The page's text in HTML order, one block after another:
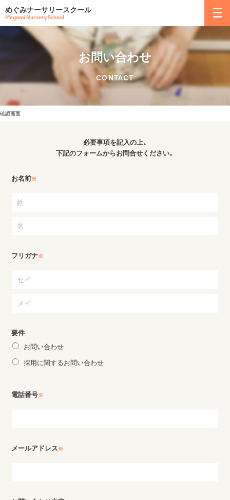
めぐみナーサリースクール
Megumi Nursery School
お問い合わせ
CONTACT
確認画面
必要事項を記入の上、
下記のフォームからお問合せください。
お名前※
フリガナ※
要件
お問い合わせ
採用に関するお問い合わせ
電話番号※
メールアドレス※